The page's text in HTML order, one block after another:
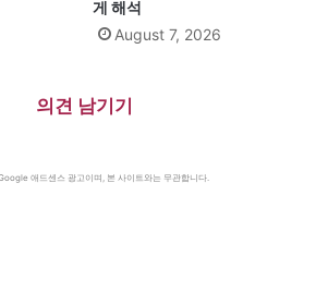
게 해석
August 7, 2026
의견 남기기
애드센스 광고이며, 본 사이트와는 무관합니다.